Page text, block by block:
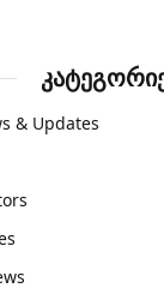
& Updates